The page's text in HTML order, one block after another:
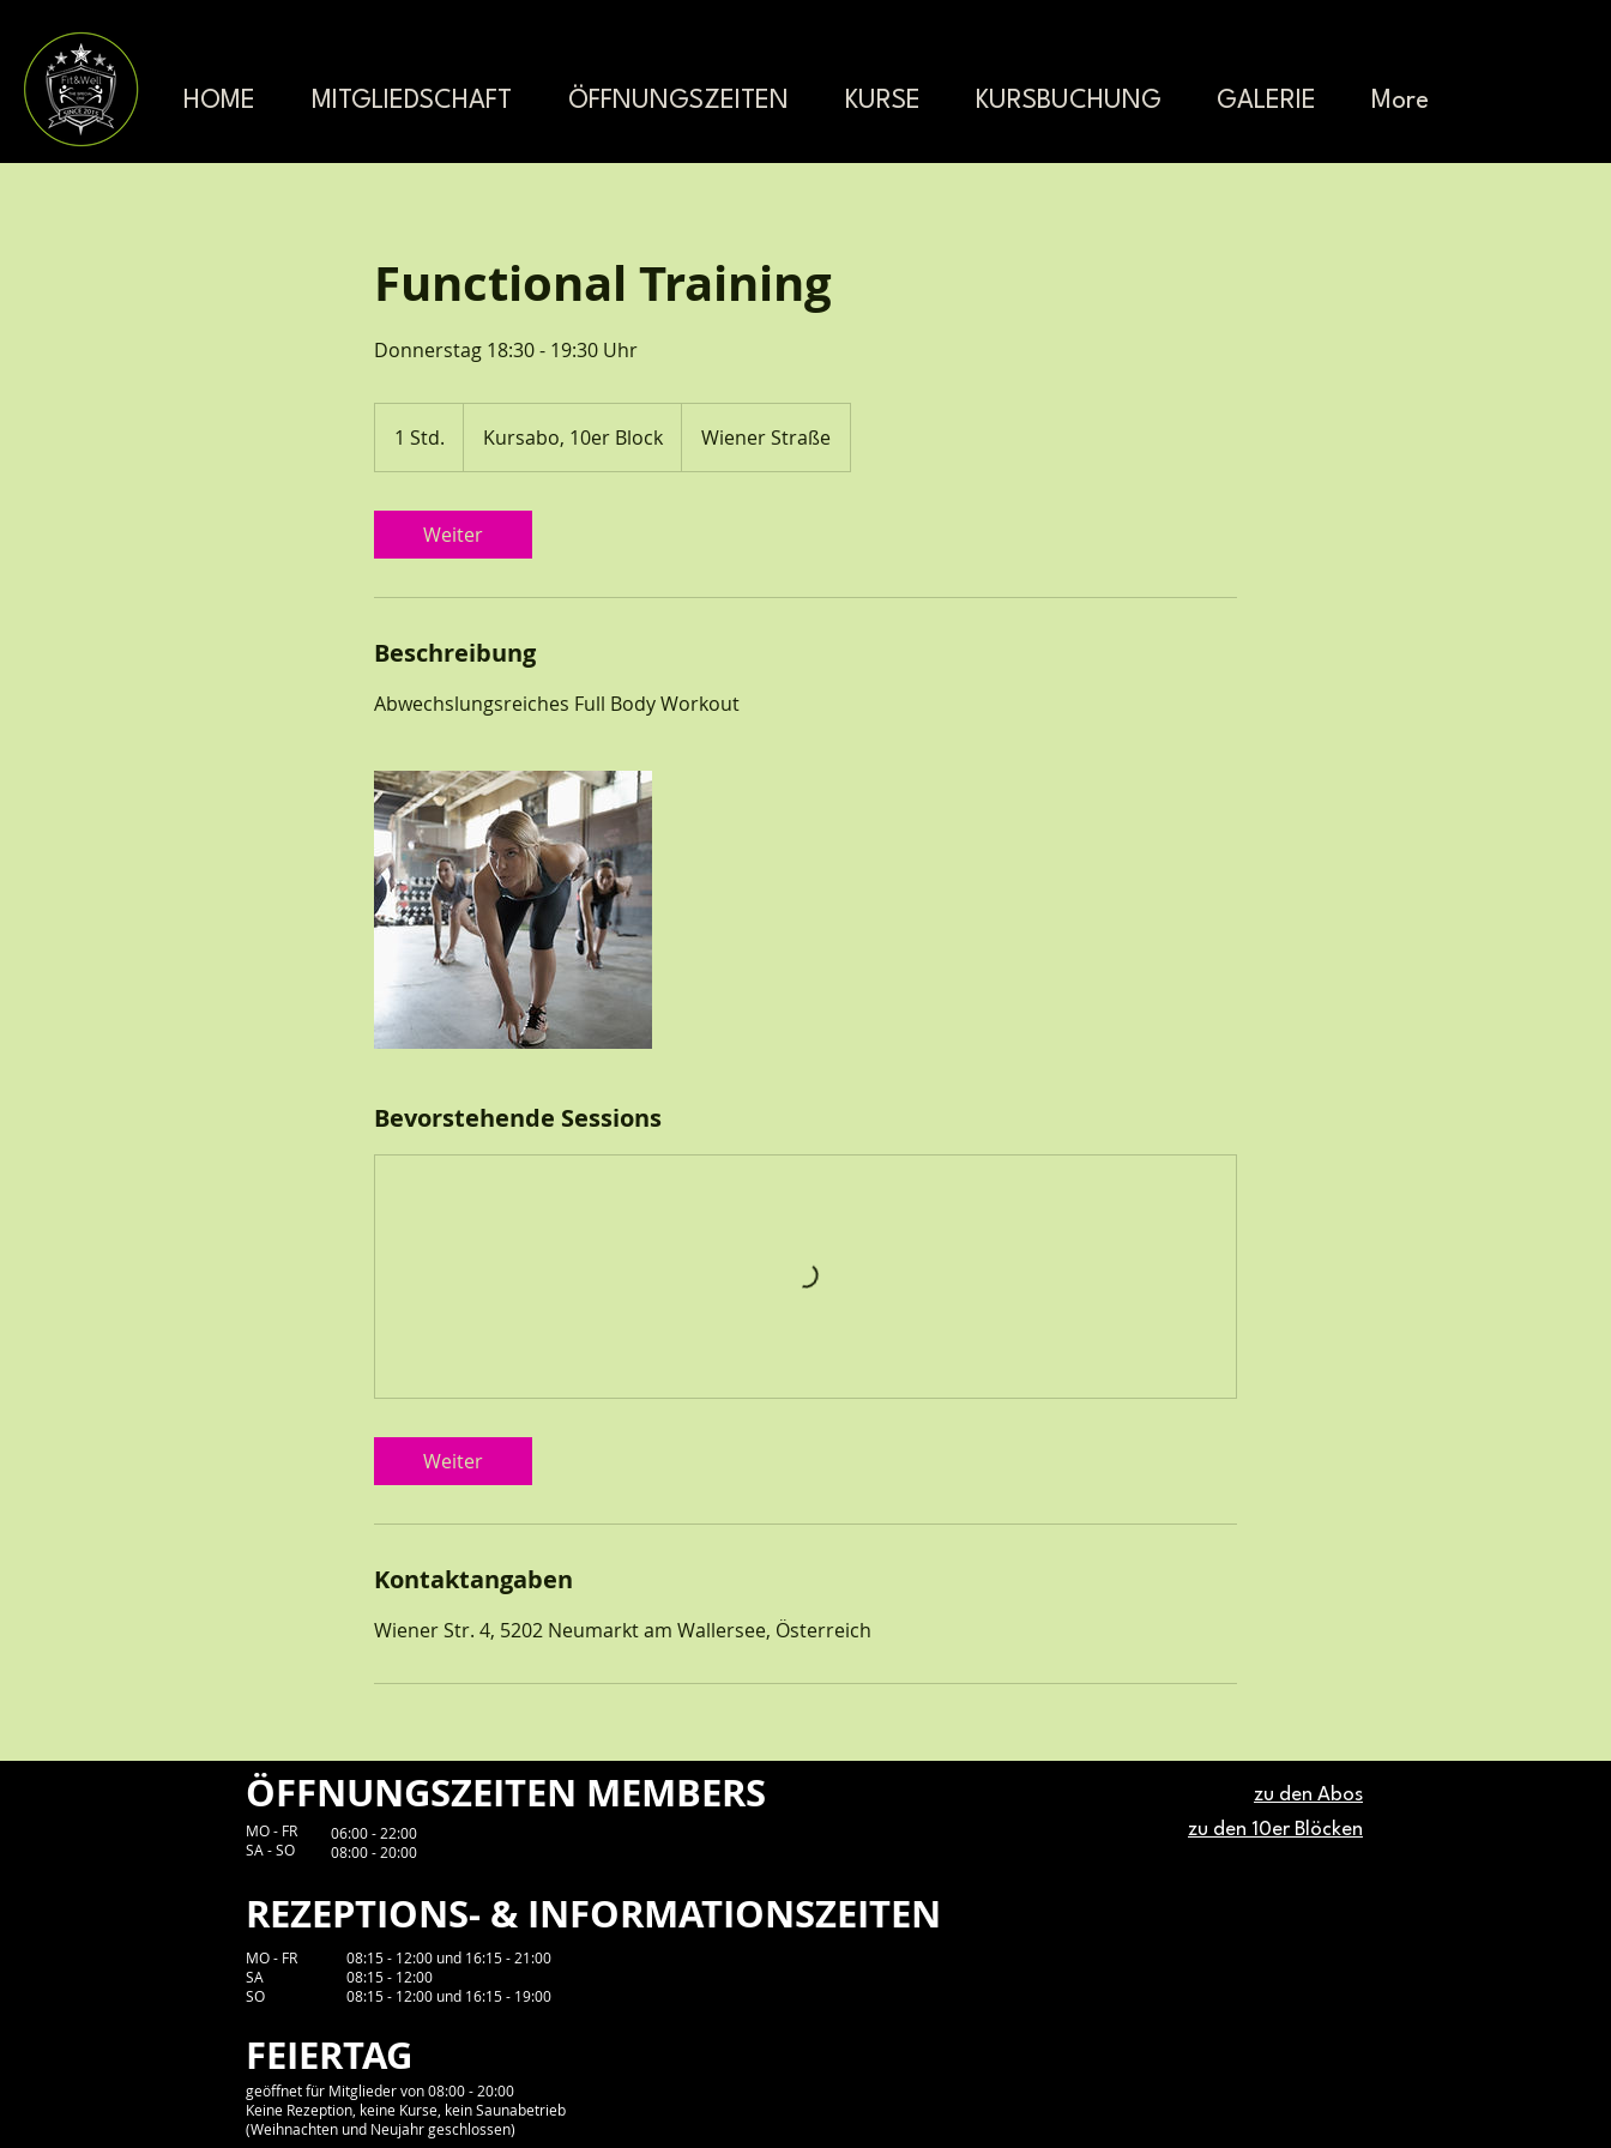
HOME MITGLIEDSCHAFT ÖFFNUNGSZEITEN KURSE KURSBUCHUNG GALERIE More
Functional Training
Donnerstag 18:30 - 19:30 Uhr
1 Std.
S
d
BlockKursabo, 10er Block Wiener Straße
Weiter
Beschreibung
Abwechslungsreiches Full Body Workout
Bevorstehende Sessions
Weiter
Kontaktangaben
Wiener Str. 4, 5202 Neumarkt am Wallersee, Österreich
ÖFFNUNGSZEITEN MEMBERS
MO - FR
​SA - SO
06:00 - 22:00
08:00 - 20:00
zu den Abos
zu den 10er Blöcken
REZEPTIONS- & INFORMATIONSZEITEN
FEIERTAG
geöffnet für Mitglieder von 08:00 - 20:00
Keine Rezeption, keine Kurse, kein Saunabetrieb
(Weihnachten und Neujahr geschlossen)
MO - FR
​SA
SO
08:15 - 12:00 und 16:15 - 21:00
08:15 - 12:00
​08:15 - 12:00 und 16:15 - 19:00